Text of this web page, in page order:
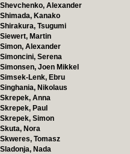
Shevchenko, Alexander
Shimada, Kanako
Shirakura, Tsugumi
Siewert, Martin
Simon, Alexander
Simoncini, Serena
Simonsen, Joen Mikkel
Simsek-Lenk, Ebru
Singhania, Nikolaus
Skrepek, Anna
Skrepek, Paul
Skrepek, Simon
Skuta, Nora
Skweres, Tomasz
Sladonja, Nada